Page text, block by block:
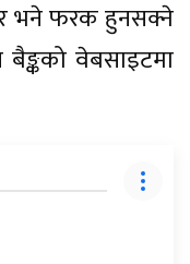
भने फरक हुनसक्ने
बैङ्कको वेबसाइटमा